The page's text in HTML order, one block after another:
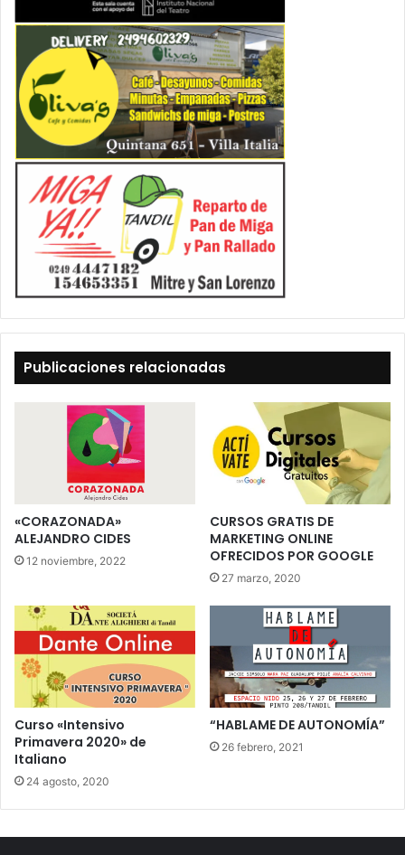
Publicaciones relacionadas
«CORAZONADA»
ALEJANDRO CIDES
12 noviembre, 2022
CURSOS GRATIS DE
MARKETING ONLINE
OFRECIDOS POR GOOGLE
27 marzo, 2020
Curso «Intensivo
Primavera 2020» de
Italiano
24 agosto, 2020
“HABLAME DE AUTONOMÍA”
26 febrero, 2021